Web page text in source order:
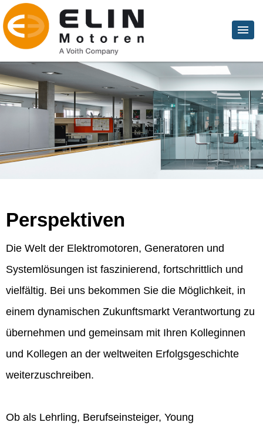
Perspektiven
Die Welt der Elektromotoren, Generatoren und
Systemlösungen ist faszinierend, fortschrittlich und
vielfältig. Bei uns bekommen Sie die Möglichkeit, in
einem dynamischen Zukunftsmarkt Verantwortung zu
übernehmen und gemeinsam mit Ihren Kolleginnen
und Kollegen an der weltweiten Erfolgsgeschichte
weiterzuschreiben.
Ob als Lehrling, Berufseinsteiger, Young